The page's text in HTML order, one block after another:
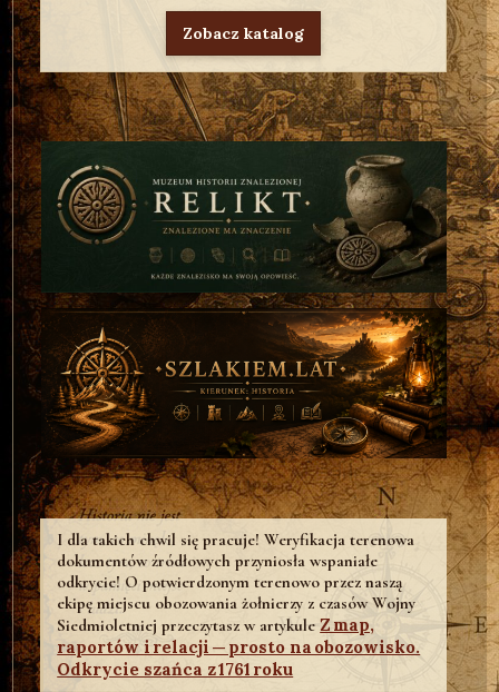
Zobacz katalog
I dla takich chwil się pracuje! Weryfikacja terenowa
dokumentów źródłowych przyniosła wspaniałe
odkrycie! O potwierdzonym terenowo przez naszą
ekipę miejscu obozowania żołnierzy z czasów Wojny
Siedmioletniej przeczytasz w artykuleZ map,
raportów i relacji — prosto na obozowisko.
Odkrycie szańca z 1761 roku